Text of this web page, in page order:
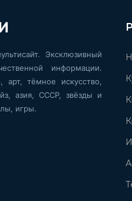
Эксклюзивный
информации.
тёмное искусство,
азия, СССР, звёзды и
игры.